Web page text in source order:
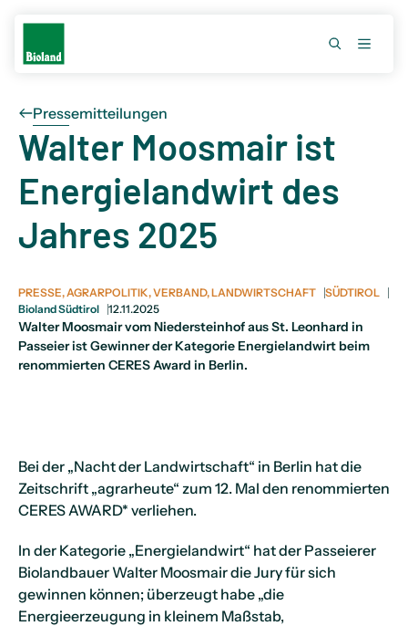
Pressemitteilungen
Walter Moosmair ist
Energielandwirt des
Jahres 2025
PRESSE, AGRARPOLITIK, VERBAND, LANDWIRTSCHAFT
SÜDTIROL
Bioland Südtirol
12.11.2025
Walter Moosmair vom Niedersteinhof aus St. Leonhard in
Passeier ist Gewinner der Kategorie Energielandwirt beim
renommierten CERES Award in Berlin.
Bei der „Nacht der Landwirtschaft“ in Berlin hat die
Zeitschrift „agrarheute“ zum 12. Mal den renommierten
CERES AWARD* verliehen.
In der Kategorie „Energielandwirt“ hat der Passeierer
Biolandbauer Walter Moosmair die Jury für sich
gewinnen können; überzeugt habe „die
Energieerzeugung in kleinem Maßstab,